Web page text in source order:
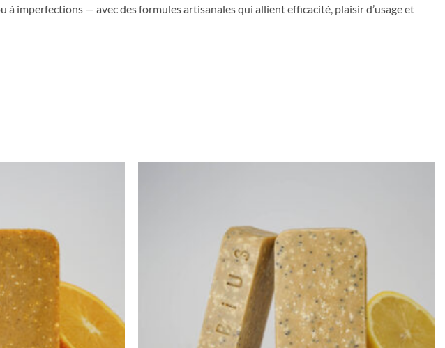
à imperfections — avec des formules artisanales qui allient efficacité, plaisir d’usage et